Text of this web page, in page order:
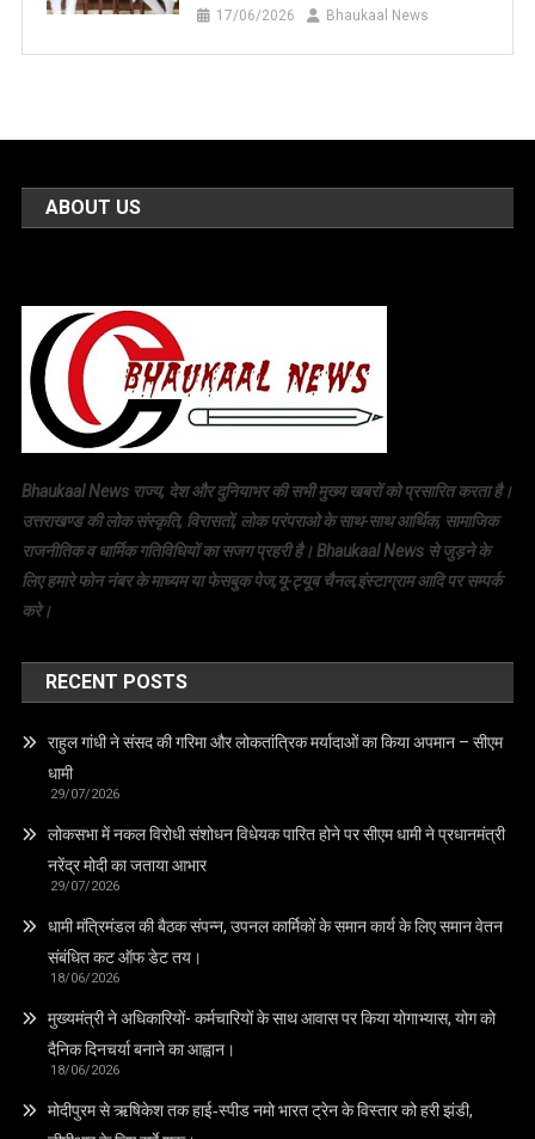
17/06/2026 Bhaukaal News
ABOUT US
Bhaukaal News राज्य, देश और दुनियाभर की सभी मुख्य खबरों को प्रसारित करता है।
उत्तराखण्ड की लोक संस्कृति, विरासतों, लोक परंपराओ के साथ-साथ आर्थिक, सामाजिक
राजनीतिक व धार्मिक गतिविधियों का सजग प्रहरी है। Bhaukaal News से जुड़ने के
लिए हमारे फोन नंबर के माध्यम या फेसबुक पेज,यू-ट्यूब चैनल,इंस्टाग्राम आदि पर सम्पर्क
करे।
RECENT POSTS
राहुल गांधी ने संसद की गरिमा और लोकतांत्रिक मर्यादाओं का किया अपमान – सीएम
धामी
29/07/2026
लोकसभा में नकल विरोधी संशोधन विधेयक पारित होने पर सीएम धामी ने प्रधानमंत्री
नरेंद्र मोदी का जताया आभार
29/07/2026
धामी मंत्रिमंडल की बैठक संपन्न, उपनल कार्मिकों के समान कार्य के लिए समान वेतन
संबंधित कट ऑफ डेट तय।
18/06/2026
मुख्यमंत्री ने अधिकारियों- कर्मचारियों के साथ आवास पर किया योगाभ्यास, योग को
दैनिक दिनचर्या बनाने का आह्वान।
18/06/2026
मोदीपुरम से ऋषिकेश तक हाई‑स्पीड नमो भारत ट्रेन के विस्तार को हरी झंडी,